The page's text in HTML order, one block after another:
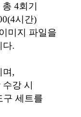
4회기
시간)
미지 파일을
다.
며,
강 시
구 세트를